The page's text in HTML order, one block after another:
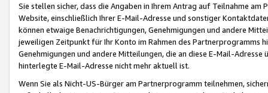
Sie stellen sicher, dass die Angaben in Ihrem Antrag auf Teilnahme
Website, einschließlich Ihrer E-Mail-Adresse und sonstiger
können etwaige Benachrichtigungen, Genehmigungen und andere
jeweiligen Zeitpunkt für Ihr Konto im Rahmen des Partnerprogramms
Genehmigungen und andere Mitteilungen, die an diese E-Mail-
hinterlegte E-Mail-Adresse nicht mehr aktuell ist.
Wenn Sie als Nicht-US-Bürger am Partnerprogramm teilnehmen,